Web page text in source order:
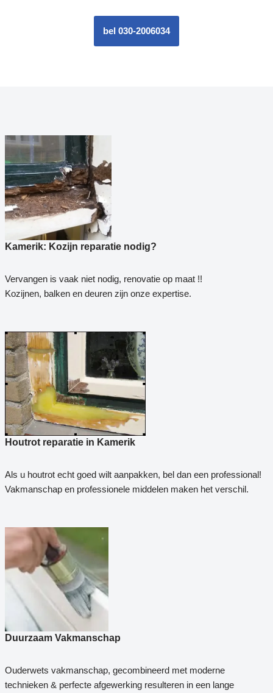
bel 030-2006034
Kamerik: Kozijn reparatie nodig?
Vervangen is vaak niet nodig, renovatie op maat !!
Kozijnen, balken en deuren zijn onze expertise.
Houtrot reparatie in Kamerik
Als u houtrot echt goed wilt aanpakken, bel dan een professional!
Vakmanschap en professionele middelen maken het verschil.
Duurzaam Vakmanschap
Ouderwets vakmanschap, gecombineerd met moderne
technieken & perfecte afgewerking resulteren in een lange